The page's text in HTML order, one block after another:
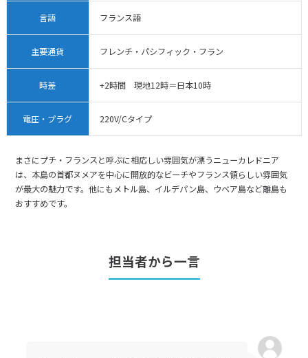
言語 フランス語
主要通貨 フレンチ・パシフィック・フラン
時差 +2時間 現地12時＝日本10時
電圧・プラグ 220V/Cタイプ
まさにプチ・フランスと呼ぶに相応しい雰囲気が漂うニューカレドニア
は、本島の首都ヌメアを中心に開放的なビーチやフランス領らしい雰囲気
が最大の魅力です。他にもメトル島、イルデパン島、ウベア島など離島も
おすすめです。
担当者から一言